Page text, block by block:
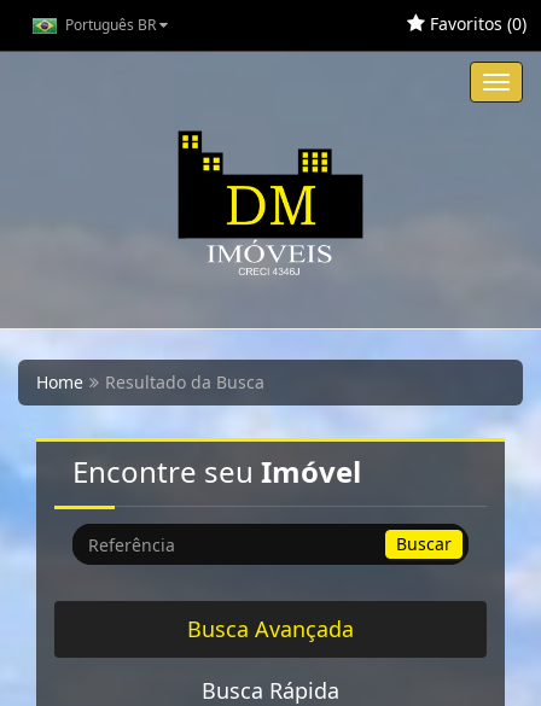
Português BR Favoritos (0)
Home Resultado da Busca
Encontre seu Imóvel
Busca
por
Buscar
Busca Avançada
Busca Rápida